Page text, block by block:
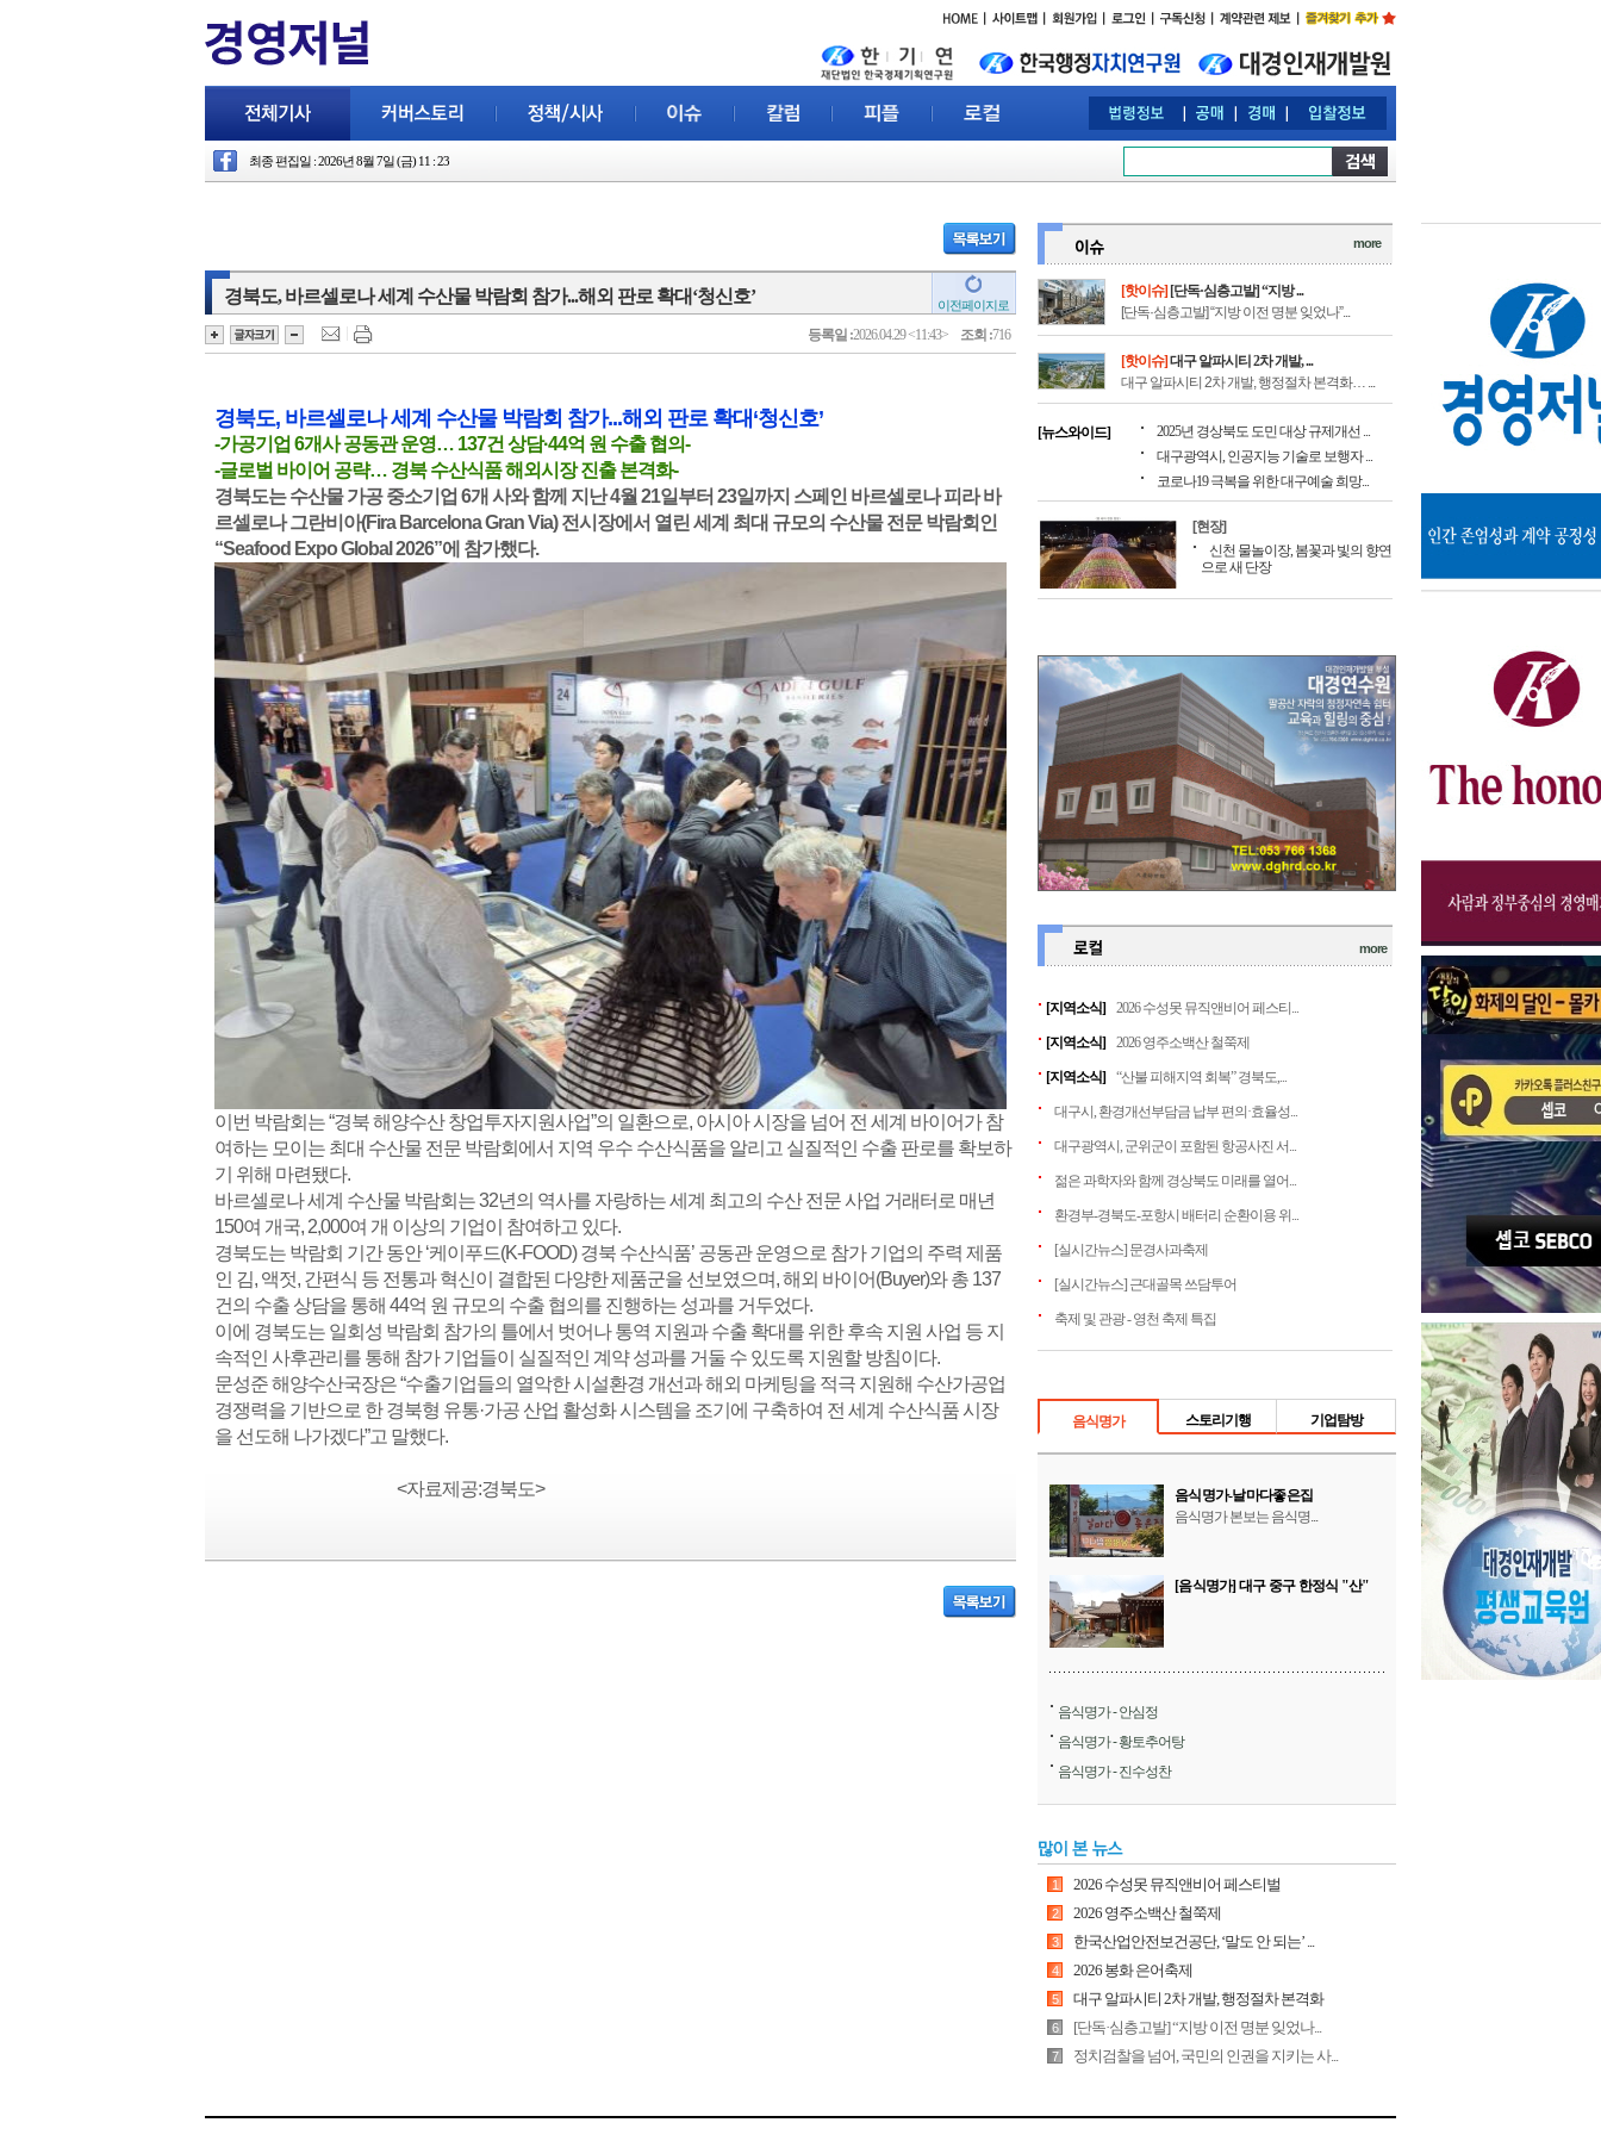
최종 편집일 : 2026년 8월 7일 (금) 11 : 23
경북도, 바르셀로나 세계 수산물 박람회 참가...해외 판로 확대‘청신호’ 이전페이지로
등록일 :2026.04.29 <11:43> 조회 :716
경북도, 바르셀로나 세계 수산물 박람회 참가...해외 판로 확대‘청신호’
-가공기업 6개사 공동관 운영… 137건 상담·44억 원 수출 협의-
-글로벌 바이어 공략… 경북 수산식품 해외시장 진출 본격화-
경북도는 수산물 가공 중소기업 6개 사와 함께 지난 4월 21일부터 23일까지 스페인 바르셀로나 피라 바
르셀로나 그란비아(Fira Barcelona Gran Via) 전시장에서 열린 세계 최대 규모의 수산물 전문 박람회인
“Seafood Expo Global 2026”에 참가했다.
이번 박람회는 “경북 해양수산 창업투자지원사업”의 일환으로, 아시아 시장을 넘어 전 세계 바이어가 참
여하는 모이는 최대 수산물 전문 박람회에서 지역 우수 수산식품을 알리고 실질적인 수출 판로를 확보하
기 위해 마련됐다.
바르셀로나 세계 수산물 박람회는 32년의 역사를 자랑하는 세계 최고의 수산 전문 사업 거래터로 매년
150여 개국, 2,000여 개 이상의 기업이 참여하고 있다.
경북도는 박람회 기간 동안 ‘케이푸드(K-FOOD) 경북 수산식품’ 공동관 운영으로 참가 기업의 주력 제품
인 김, 액젓, 간편식 등 전통과 혁신이 결합된 다양한 제품군을 선보였으며, 해외 바이어(Buyer)와 총 137
건의 수출 상담을 통해 44억 원 규모의 수출 협의를 진행하는 성과를 거두었다.
이에 경북도는 일회성 박람회 참가의 틀에서 벗어나 통역 지원과 수출 확대를 위한 후속 지원 사업 등 지
속적인 사후관리를 통해 참가 기업들이 실질적인 계약 성과를 거둘 수 있도록 지원할 방침이다.
문성준 해양수산국장은 “수출기업들의 열악한 시설환경 개선과 해외 마케팅을 적극 지원해 수산가공업
경쟁력을 기반으로 한 경북형 유통·가공 산업 활성화 시스템을 조기에 구축하여 전 세계 수산식품 시장
을 선도해 나가겠다”고 말했다.
<자료제공:경북도>
more
[핫이슈] [단독·심층고발] “지방 ...
[단독·심층고발] “지방 이전 명분 잊었나”...
[핫이슈] 대구 알파시티 2차 개발, ...
대구 알파시티 2차 개발, 행정절차 본격화… ...
[뉴스와이드]
2025년 경상북도 도민 대상 규제개선 ...
대구광역시, 인공지능 기술로 보행자 ...
코로나19 극복을 위한 대구예술 희망...
[현장]
신천 물놀이장, 봄꽃과 빛의 향연
으로 새 단장
more
[지역소식] 2026 수성못 뮤직앤비어 페스티...
[지역소식] 2026 영주소백산 철쭉제
[지역소식] “산불 피해지역 회복” 경북도,...
대구시, 환경개선부담금 납부 편의·효율성...
대구광역시, 군위군이 포함된 항공사진 서...
젊은 과학자와 함께 경상북도 미래를 열어...
환경부-경북도-포항시 배터리 순환이용 위...
[실시간뉴스] 문경사과축제
[실시간뉴스] 근대골목 쓰담투어
축제 및 관광 - 영천 축제 특집
음식명가 스토리기행 기업탐방
음식명가-날마다좋은집
음식명가 본보는 음식명...
[음식명가] 대구 중구 한정식 "산"
음식명가 - 안심정
음식명가 - 황토추어탕
음식명가 - 진수성찬
1 2026 수성못 뮤직앤비어 페스티벌
2 2026 영주소백산 철쭉제
3 한국산업안전보건공단, ‘말도 안 되는’ ...
4 2026 봉화 은어축제
5 대구 알파시티 2차 개발, 행정절차 본격화
6 [단독·심층고발] “지방 이전 명분 잊었나...
7 정치검찰을 넘어, 국민의 인권을 지키는 사...